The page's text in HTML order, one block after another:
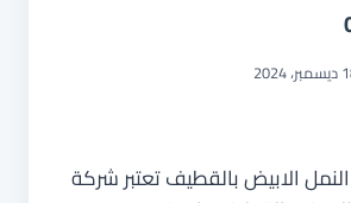
2024
الابيض بالقطيف تعتبر شركة